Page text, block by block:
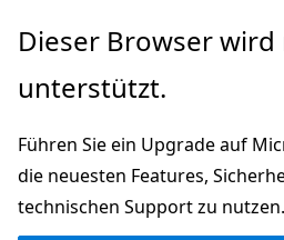
Zu
wechseln
Dieser Browser
unterstützt.
Führen Sie ein Upgrade auf
die neuesten Features,
technischen Support zu nutzen.